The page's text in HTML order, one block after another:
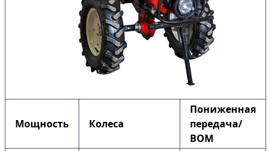
Мощность Колеса
Пониженная
передача/
ВОМ